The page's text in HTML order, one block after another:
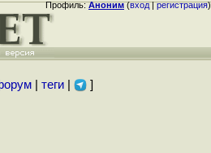
Профиль:Аноним(вход|регистрация)
| теги| ]